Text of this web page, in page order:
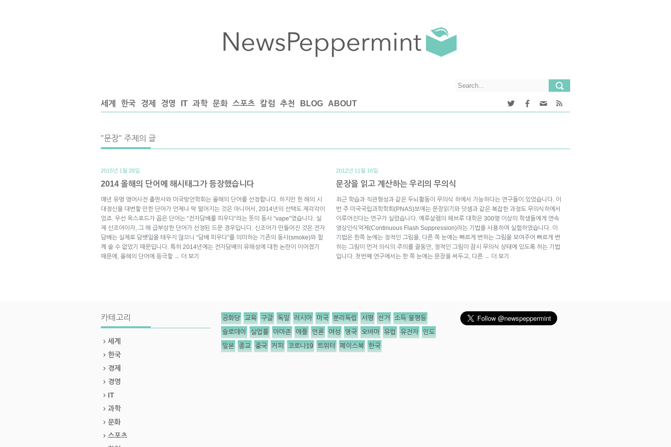
세계 한국 경제 경영 IT 과학 문화 스포츠 칼럼 추천 BLOG ABOUT
"문장" 주제의 글
2015년 1월 28일.
2014 올해의 단어에 해시태그가 등장했습니다
매년 유명 영어사전 출판사와 미국방언학회는 올해의 단어를 선정합니다. 하지만 한 해의 시
대정신을 대변할 만한 단어가 언제나 딱 떨어지는 것은 아니어서, 2014년의 선택도 제각각이
었죠. 우선 옥스포드가 꼽은 단어는 “전자담배를 피우다”라는 뜻의 동사 “vape”였습니다. 실
제 신조어이자, 그 해 급부상한 단어가 선정된 드문 경우입니다. 신조어가 만들어진 것은 전자
담배는 실제로 담뱃잎을 태우지 않으니 “담배 피우다”를 의미하는 기존의 동사(smoke)와 함
께 쓸 수 없었기 때문입니다. 특히 2014년에는 전자담배의 유해성에 대한 논란이 이어졌기
때문에, 올해의 단어에 등극할 → 더 보기
2012년 11월 16일.
문장을 읽고 계산하는 우리의 무의식
최근 학습과 직관형성과 같은 두뇌활동이 무의식 하에서 가능하다는 연구들이 있었습니다. 이
번 주 미국국립과학학회(PNAS)보에는 문장읽기와 덧셈과 같은 복잡한 과정도 무의식하에서
이루어진다는 연구가 실렸습니다. 예루살렘의 헤브루 대학은 300명 이상의 학생들에게 연속
영상인식억제(Continuous Flash Suppression)라는 기법을 사용하여 실험하였습니다. 이
기법은 한쪽 눈에는 정적인 그림을, 다른 쪽 눈에는 빠르게 변하는 그림을 보여주어 빠르게 변
하는 그림이 먼저 의식의 주의를 끌동안, 정적인 그림이 잠시 무의식 상태에 있도록 하는 기법
입니다. 첫번째 연구에서는 한 쪽 눈에는 문장을 써두고, 다른 → 더 보기
카테고리
세계
한국
경제
경영
IT
과학
문화
스포츠
공화당 교육 구글 독일 러시아 미국 분리독립 서평 선거 소득 불평등
슬로데이 실업률 아마존 애플 언론 여성 영국 오바마 유럽 유전자 인도
일본 종교 중국 커피 코로나19 트위터 페이스북 한국